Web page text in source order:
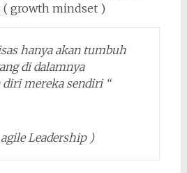
growth mindset )
hanya akan tumbuh
di dalamnya
mereka sendiri “
Leadership )